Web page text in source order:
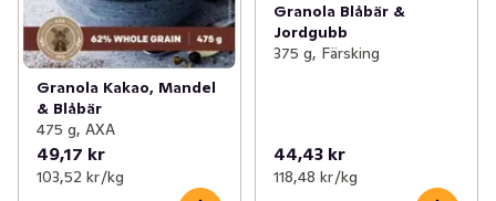
Granola Kakao, Mandel
& Blåbär
475 g, AXA
49,17 kr
103,52 kr /kg
Granola Blåbär &
Jordgubb
375 g, Färsking
44,43 kr
118,48 kr /kg